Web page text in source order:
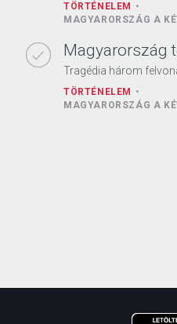
TÖRTÉNELEM
MAGYARORSZÁG A
Magyarország
Tragédia három
TÖRTÉNELEM
MAGYARORSZÁG A